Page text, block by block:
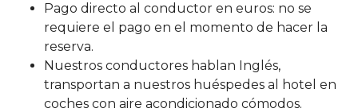
Pago directo al conductor en euros: no se
requiere el pago en el momento de hacer la
reserva.
Nuestros conductores hablan Inglés,
transportan a nuestros huéspedes al hotel en
coches con aire acondicionado cómodos.